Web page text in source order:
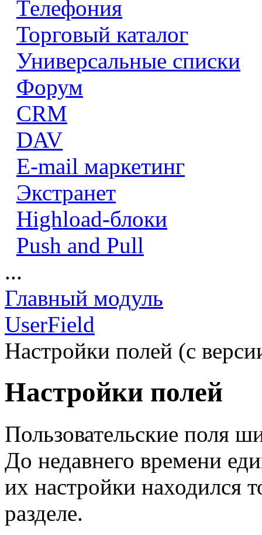
Телефония
Торговый каталог
Универсальные списки
Форум
CRM
DAV
E-mail маркетинг
Экстранет
Highload-блоки
Push and Pull
...
Главный модуль
UserField
Настройки полей (c
Настройки полей
Пользовательские поля
До недавнего времени
их настройки находился
разделе.